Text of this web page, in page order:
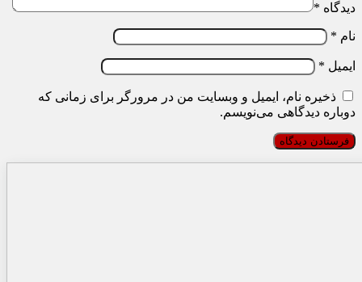
دیدگاه *
نام *
ایمیل *
ذخیره نام، ایمیل و وبسایت من در مرورگر برای زمانی که
دوباره دیدگاهی می‌نویسم.